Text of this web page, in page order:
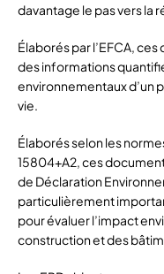
davantage le pas vers la
Élaborés par l’EFCA,
des informations
environnementaux d’un
vie.
Élaborés selon les
15804+A2, ces
de Déclaration
particulièrement
pour évaluer l’impact
construction et des